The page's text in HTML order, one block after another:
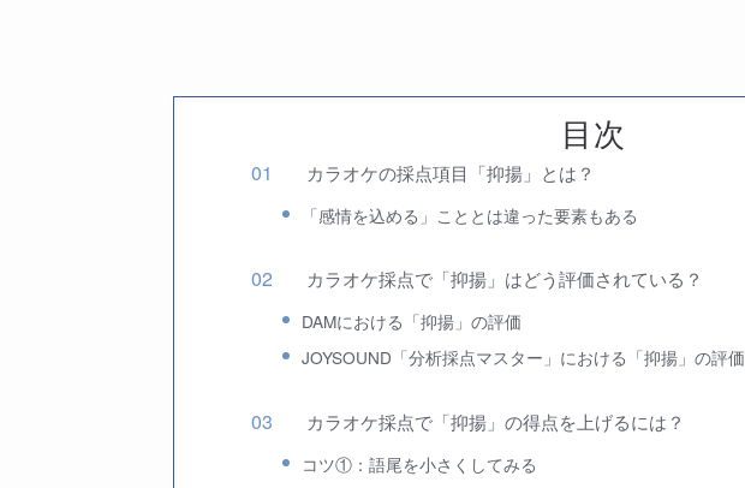
目次
カラオケの採点項目「抑揚」とは？
「感情を込める」こととは違った要素もある
カラオケ採点で「抑揚」はどう評価されている？
DAMにおける「抑揚」の評価
JOYSOUND「分析採点マスター」における「抑揚」の評価
カラオケ採点で「抑揚」の得点を上げるには？
コツ①：語尾を小さくしてみる